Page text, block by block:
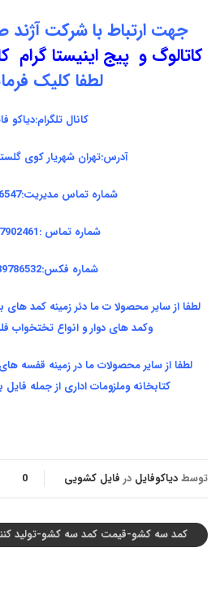
جهت ارتباط با شرکت
کاتالوگ و پیج اینیستا گرام
لطفا کلیک
کانال تلگرام:دیاکو
آدرس:تهران شهریار کوی
شماره تماس مدیریت:09129476547
شماره تماس :02177902461
شماره فکس:02189786532
لطفا از سایر محصولا ت ما دئر زمینه کمد
وکمد های دوار و انواع تختخواب
لطفا از سایر محصولات ما در زمینه قفسه
کتابخانه وملزومات اداری از جمله
توسطدیاکوفایل در فایل کشویی 0
کمد سه کشو-قیمت کمد سه کشو-تولید